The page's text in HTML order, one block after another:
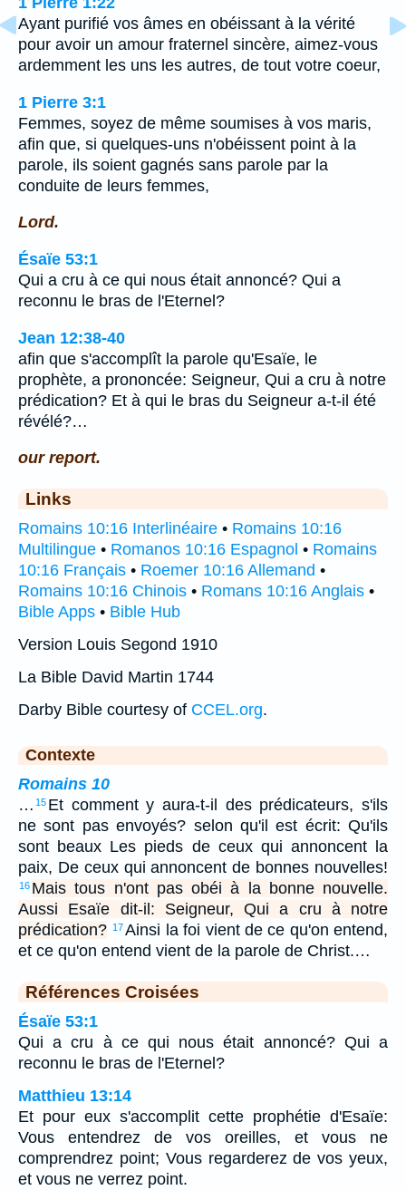
Ayant purifié vos âmes en obéissant à la vérité
pour avoir un amour fraternel sincère, aimez-vous
ardemment les uns les autres, de tout votre coeur,
1 Pierre 3:1
Femmes, soyez de même soumises à vos maris,
afin que, si quelques-uns n'obéissent point à la
parole, ils soient gagnés sans parole par la
conduite de leurs femmes,
Lord.
Ésaïe 53:1
Qui a cru à ce qui nous était annoncé? Qui a
reconnu le bras de l'Eternel?
Jean 12:38-40
afin que s'accomplît la parole qu'Esaïe, le
prophète, a prononcée: Seigneur, Qui a cru à notre
prédication? Et à qui le bras du Seigneur a-t-il été
révélé?…
our report.
Links
Romains 10:16 Interlinéaire • Romains 10:16
Multilingue • Romanos 10:16 Espagnol • Romains
10:16 Français • Roemer 10:16 Allemand •
Romains 10:16 Chinois • Romans 10:16 Anglais •
Bible Apps • Bible Hub
Version Louis Segond 1910
La Bible David Martin 1744
Darby Bible courtesy of CCEL.org.
Contexte
Romains 10
… 15 Et comment y aura-t-il des prédicateurs, s'ils
ne sont pas envoyés? selon qu'il est écrit: Qu'ils
sont beaux Les pieds de ceux qui annoncent la
paix, De ceux qui annoncent de bonnes nouvelles!
16 Mais tous n'ont pas obéi à la bonne nouvelle.
Aussi Esaïe dit-il: Seigneur, Qui a cru à notre
prédication? 17Ainsi la foi vient de ce qu'on entend,
et ce qu'on entend vient de la parole de Christ.…
Références Croisées
Ésaïe 53:1
Qui a cru à ce qui nous était annoncé? Qui a
reconnu le bras de l'Eternel?
Matthieu 13:14
Et pour eux s'accomplit cette prophétie d'Esaïe:
Vous entendrez de vos oreilles, et vous ne
comprendrez point; Vous regarderez de vos yeux,
et vous ne verrez point.